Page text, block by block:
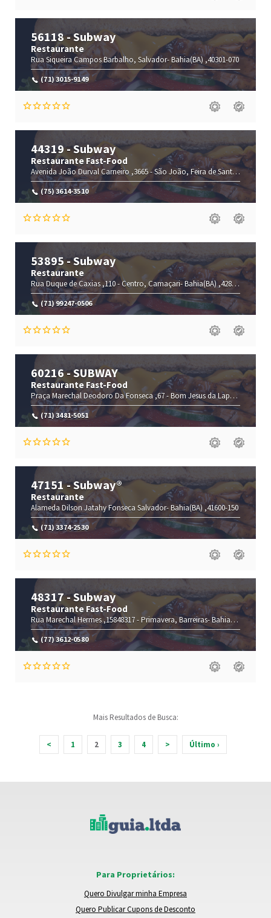
56118 - Subway
Restaurante
Rua Siqueira CamposBarbalho, Salvador-Bahia(BA) ,40301-070
(71) 3015-9149
44319 - Subway
Restaurante Fast-Food
Avenida João Durval Carneiro ,3665 -São João, Feira de Santana-
(75) 3614-3510
53895 - Subway
Restaurante
Rua Duque de Caxias ,110 -Centro, Camaçari-Bahia(BA),42800-150
(71) 99247-0506
60216 - SUBWAY
Restaurante Fast-Food
Praça Marechal Deodoro Da Fonseca ,67 -Bom Jesus da Lapa- Bahia(BA)
(71) 3481-5051
47151 - Subway®
Restaurante
Alameda Dilson Jatahy Fonseca Salvador-Bahia(BA) ,41600-150
(71) 3374-2530
48317 - Subway
Restaurante Fast-Food
Rua Marechal Hermes ,15848317 -Primavera, Barreiras-Bahia(BA) ,47800-
(77) 3612-0580
Mais Resultados de Busca:
< 1 2 3 4 > Último ›
Para Proprietários:
Quero Divulgar minha Empresa
Quero Publicar Cupons de Desconto